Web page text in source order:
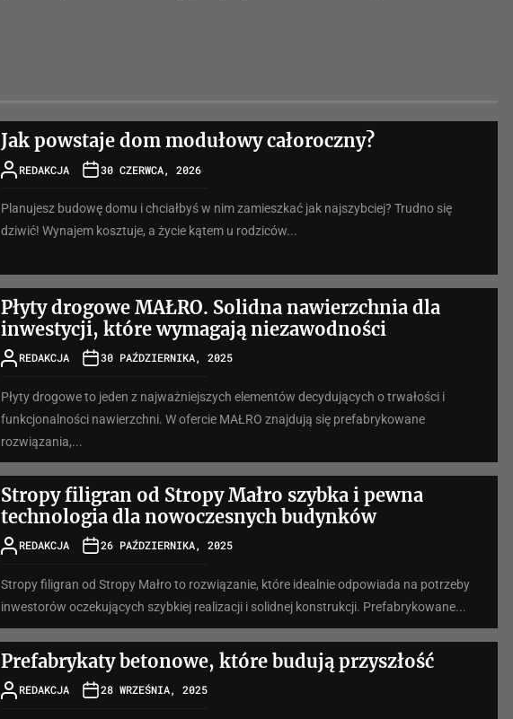
Jak powstaje dom modułowy całoroczny?
REDAKCJA 30 CZERWCA, 2026
Planujesz budowę domu i chciałbyś w nim zamieszkać jak najszybciej? Trudno się
dziwić! Wynajem kosztuje, a życie kątem u rodziców...
Płyty drogowe MAŁRO. Solidna nawierzchnia dla
inwestycji, które wymagają niezawodności
REDAKCJA 30 PAŹDZIERNIKA, 2025
Płyty drogowe to jeden z najważniejszych elementów decydujących o trwałości i
funkcjonalności nawierzchni. W ofercie MAŁRO znajdują się prefabrykowane
rozwiązania,...
Stropy filigran od Stropy Małro szybka i pewna
technologia dla nowoczesnych budynków
REDAKCJA 26 PAŹDZIERNIKA, 2025
Stropy filigran od Stropy Małro to rozwiązanie, które idealnie odpowiada na potrzeby
inwestorów oczekujących szybkiej realizacji i solidnej konstrukcji. Prefabrykowane...
Prefabrykaty betonowe, które budują przyszłość
REDAKCJA 28 WRZEŚNIA, 2025